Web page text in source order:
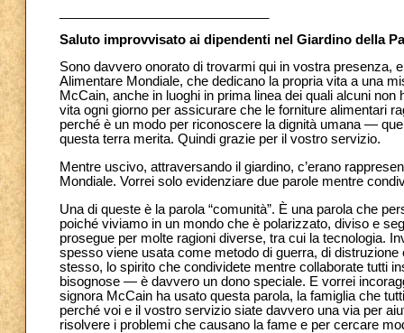
Saluto improvvisato ai dipendenti nel Giardino della
Sono davvero onorato di trovarmi qui in vostra presenza,
Alimentare Mondiale, che dedicano la propria vita a una
McCain, anche in luoghi in prima linea dei quali alcuni
vita ogni giorno per assicurare che le forniture alimentari
perché è un modo per riconoscere la dignità umana —
questa terra merita. Quindi grazie per il vostro servizio.
Mentre uscivo, attraversando il giardino, c’erano
Mondiale. Vorrei solo evidenziare due parole mentre
Una di queste è la parola “comunità”. È una parola che
poiché viviamo in un mondo che è polarizzato, diviso e
prosegue per molte ragioni diverse, tra cui la tecnologia.
spesso viene usata come metodo di guerra, di
stesso, lo spirito che condividete mentre collaborate tutti
bisognose — è davvero un dono speciale. E vorrei
signora McCain ha usato questa parola, la famiglia che
perché voi e il vostro servizio siate davvero una via per
risolvere i problemi che causano la fame e per cercare